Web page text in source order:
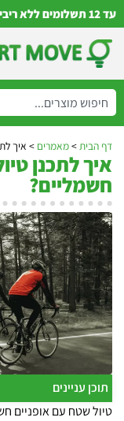
עד 12 תשלומים ללא ריבית והצמדה | משלוחים לכל הארץ
דף הבית >מאמרים > איך
איך לתכנן
חשמליים?
תוכן עניינים
טיול שטח עם אופניים